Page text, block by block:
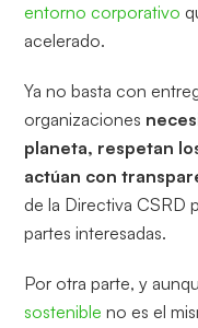
entorno corporativo
acelerado.
Ya no basta con
organizaciones
planeta, respetan
actúan con
de la Directiva CSRD
partes interesadas.
Por otra parte, y
sostenible no es el